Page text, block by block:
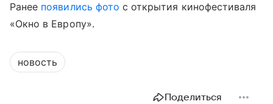
Ранее появились фото с открытия кинофестиваля
«Окно в Европу».
новость
Поделиться